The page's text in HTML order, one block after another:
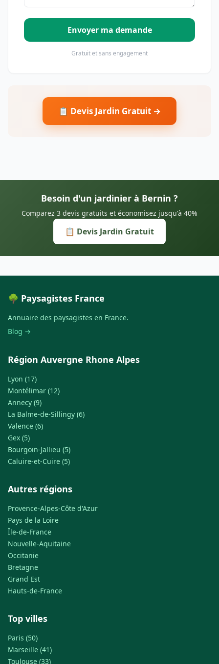
Envoyer ma demande
Gratuit et sans engagement
📋 Devis Jardin Gratuit →
Besoin d'un jardinier à Bernin ?
Comparez 3 devis gratuits et économisez jusqu'à 40%
📋 Devis Jardin Gratuit
🌳 Paysagistes France
Annuaire des paysagistes en France.
Blog →
Région Auvergne Rhone Alpes
Lyon (17)
Montélimar (12)
Annecy (9)
La Balme-de-Sillingy (6)
Valence (6)
Gex (5)
Bourgoin-Jallieu (5)
Caluire-et-Cuire (5)
Autres régions
Provence-Alpes-Côte d'Azur
Pays de la Loire
Île-de-France
Nouvelle-Aquitaine
Occitanie
Bretagne
Grand Est
Hauts-de-France
Top villes
Paris (50)
Marseille (41)
Toulouse (33)